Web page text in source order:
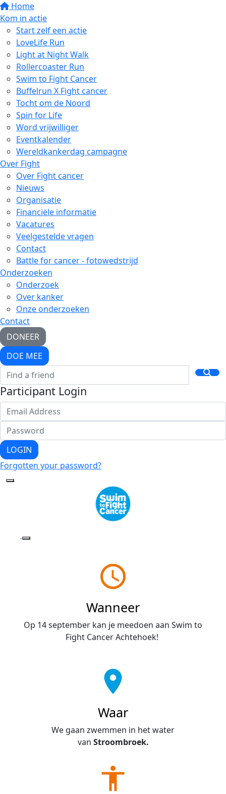
Home
Kom in actie
Start zelf een actie
LoveLife Run
Light at Night Walk
Rollercoaster Run
Swim to Fight Cancer
Buffelrun X Fight cancer
Tocht om de Noord
Spin for Life
Word vrijwilliger
Eventkalender
Wereldkankerdag campagne
Over Fight
Over Fight cancer
Nieuws
Organisatie
Financiële informatie
Vacatures
Veelgestelde vragen
Contact
Battle for cancer - fotowedstrijd
Onderzoeken
Onderzoek
Over kanker
Onze onderzoeken
Contact
DONEER
DOE MEE
Participant Login
LOGIN
Forgotten your password?
access_time
Wanneer
Op 14 september kan je meedoen aan Swim to
Fight Cancer Achtehoek!
location_on
Waar
We gaan zwemmen in het water
van Stroombroek.
accessibility